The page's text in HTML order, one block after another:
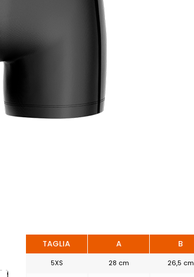
TAGLIA A B
5XS 28 cm 26,5 cm